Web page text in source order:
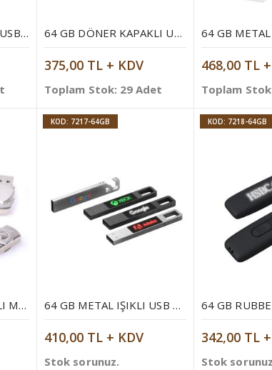
64 GB METAL RENKLI USB BELLEK 64 GB DÖNER KAPAKLI USB BELLEK
375,00 TL + KDV
Toplam Stok: 29 Adet
468,00 TL
Toplam
64 GB DÖNER KAPAKLI METAL ANAHTARLIK USB BELLEK
KOD: 7217-64GB
64 GB METAL IŞIKLI USB BELLEK
410,00 TL + KDV
Stok sorunuz.
KOD: 7218-64GB
342,00 TL
Stok